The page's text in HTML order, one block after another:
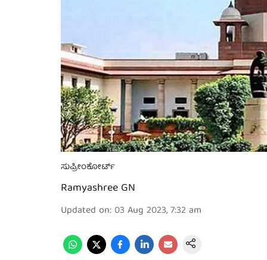
ಸುಪ್ರೀಂಕೋರ್ಟ್
Ramyashree GN
Updated on: 03 Aug 2023, 7:32 am